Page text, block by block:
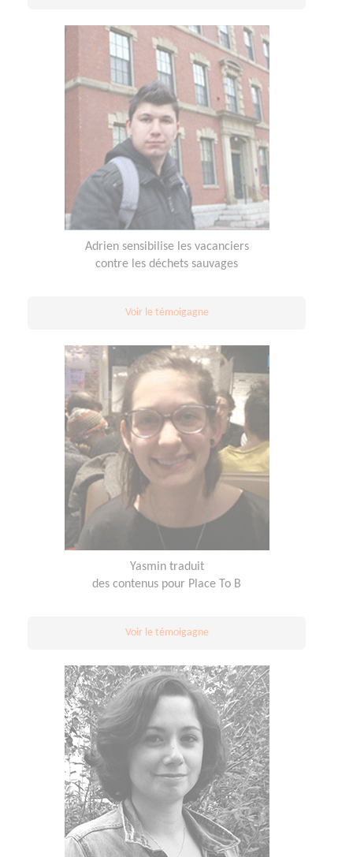
Adrien sensibilise les vacanciers
contre les déchets sauvages
Voir le témoigagne
Yasmin traduit
des contenus pour Place To B
Voir le témoigagne